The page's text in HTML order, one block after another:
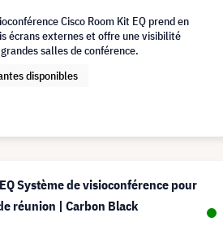
Cisco Room Kit EQ prend en
écrans externes et offre une visibilité
salles de conférence.
disponibles
Système de visioconférence pour
réunion | Carbon Black